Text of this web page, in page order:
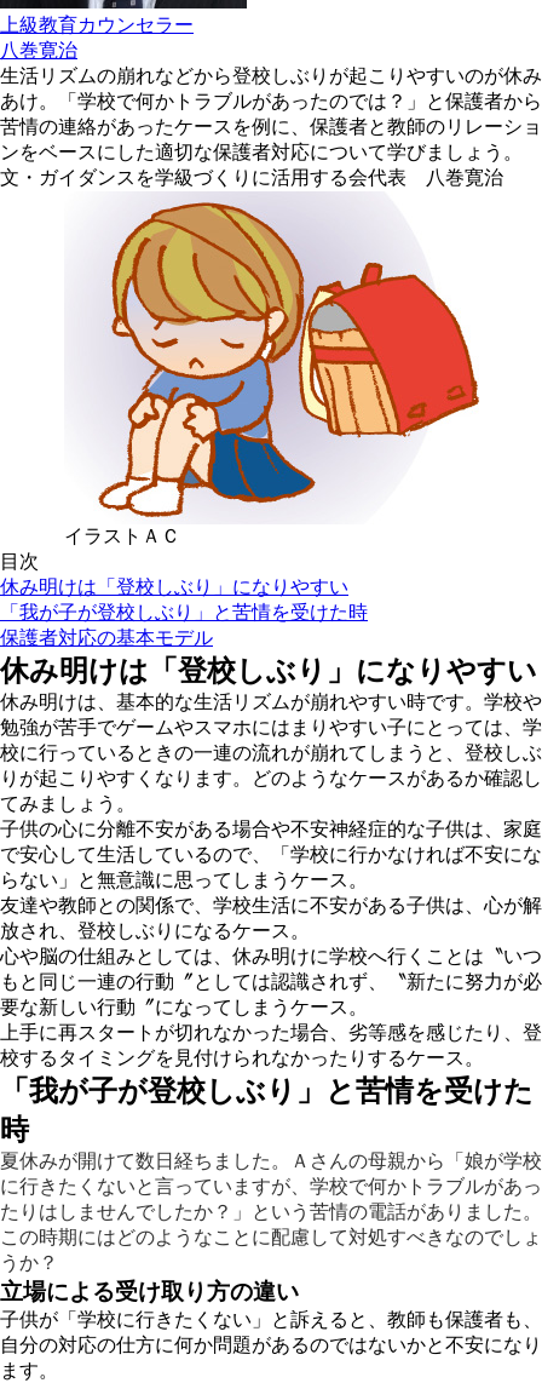
上級教育カウンセラー
八巻寛治
生活リズムの崩れなどから登校しぶりが起こりやすいのが休み
あけ。「学校で何かトラブルがあったのでは？」と保護者から
苦情の連絡があったケースを例に、保護者と教師のリレーショ
ンをベースにした適切な保護者対応について学びましょう。
文・ガイダンスを学級づくりに活用する会代表 八巻寛治
イラストＡＣ
目次
休み明けは「登校しぶり」になりやすい
「我が子が登校しぶり」と苦情を受けた時
保護者対応の基本モデル
休み明けは「登校しぶり」になりやすい
休み明けは、基本的な生活リズムが崩れやすい時です。学校や
勉強が苦手でゲームやスマホにはまりやすい子にとっては、学
校に行っているときの一連の流れが崩れてしまうと、登校しぶ
りが起こりやすくなります。どのようなケースがあるか確認し
てみましょう。
子供の心に分離不安がある場合や不安神経症的な子供は、家庭
で安心して生活しているので、「学校に行かなければ不安にな
らない」と無意識に思ってしまうケース。
友達や教師との関係で、学校生活に不安がある子供は、心が解
放され、登校しぶりになるケース。
心や脳の仕組みとしては、休み明けに学校へ行くことは〝いつ
もと同じ一連の行動〞としては認識されず、〝新たに努力が必
要な新しい行動〞になってしまうケース。
上手に再スタートが切れなかった場合、劣等感を感じたり、登
校するタイミングを見付けられなかったりするケース。
「我が子が登校しぶり」と苦情を受けた
時
夏休みが開けて数日経ちました。Ａさんの母親から「娘が学校
に行きたくないと言っていますが、学校で何かトラブルがあっ
たりはしませんでしたか？」という苦情の電話がありました。
この時期にはどのようなことに配慮して対処すべきなのでしょ
うか？
立場による受け取り方の違い
子供が「学校に行きたくない」と訴えると、教師も保護者も、
自分の対応の仕方に何か問題があるのではないかと不安になり
ます。